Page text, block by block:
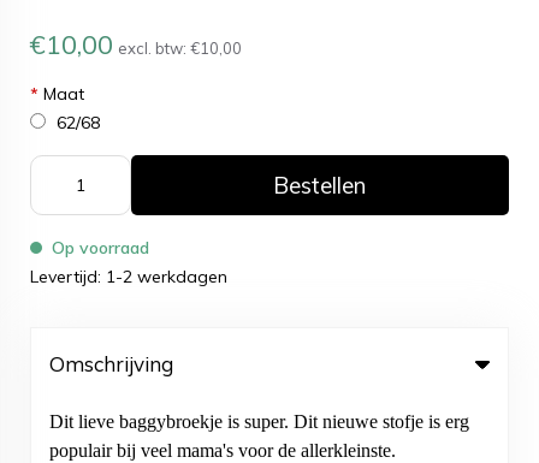
€10,00 excl. btw: €10,00
* Maat
62/68
Bestellen
Op voorraad
Levertijd: 1-2 werkdagen
Omschrijving
Dit lieve baggybroekje is super. Dit nieuwe stofje is erg
populair bij veel mama's voor de allerkleinste.